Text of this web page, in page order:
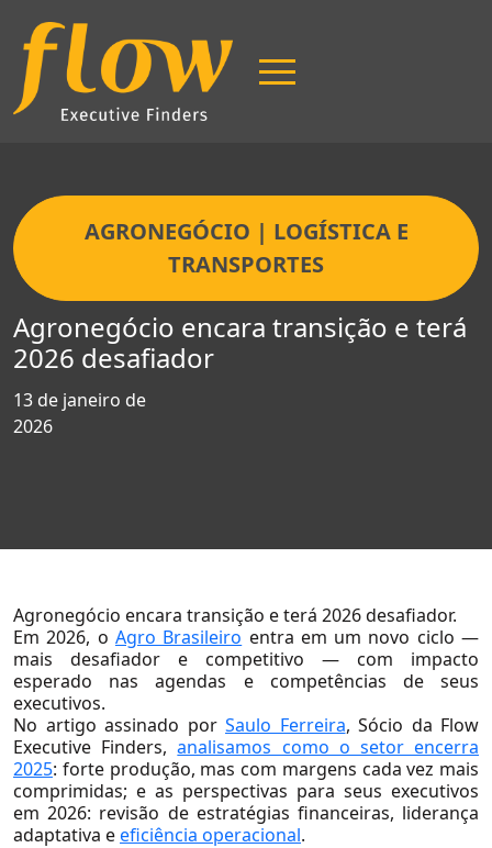
Página Inicial
Nossa Equipe
Trabalhe Conosco
Soluções
AGRONEGÓCIO | LOGÍSTICA E
TRANSPORTES
Agronegócio encara transição e terá
2026 desafiador
13 de janeiro de
2026
Agronegócio encara transição e terá 2026 desafiador.
Em 2026, o Agro Brasileiro entra em um novo ciclo —
mais desafiador e competitivo — com impacto
esperado nas agendas e competências de seus
executivos.
No artigo assinado por Saulo Ferreira, Sócio da Flow
Executive Finders,analisamos como o setor encerra
2025: forte produção, mas com margens cada vez mais
comprimidas; e as perspectivas para seus executivos
em 2026: revisão de estratégias financeiras, liderança
adaptativa eeficiência operacional.